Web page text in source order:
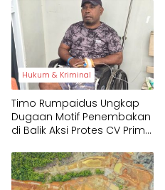
Hukum & Kriminal
Timo Rumpaidus Ungkap
Dugaan Motif Penembakan
di Balik Aksi Protes CV Prima